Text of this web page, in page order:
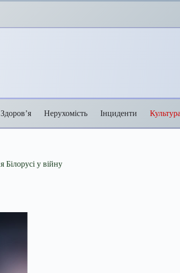
Здоров’я Нерухомість Інциденти Культура
у війну